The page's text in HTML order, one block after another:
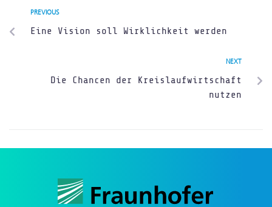
PREVIOUS
Eine Vision soll Wirklichkeit werden
NEXT
Die Chancen der Kreislaufwirtschaft
nutzen